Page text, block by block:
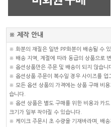
※ 제작 안내
※ 화분의 재질은 일반 PP화분이 배송될 수 있
※ 배송 지역, 계절에 따라 동급의 상품으로
※ 옵션상품만은 주문 및 배송이 되지 않습니
※ 옵션상품 주문이 복수일 경우 사이즈를 업
※ 모든 옵션 상품의 가격에는 상품 구매 비
습니다.
※ 옵션 상품은 별도 구매를 위한 비용과 카
크기가 일부 작아질 수 있습니다.
※ 케이크 주문시 초 수량을 기재바라며, 배